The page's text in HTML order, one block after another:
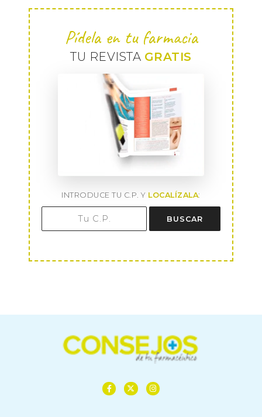
Pídela en tu farmacia
TU REVISTA GRATIS
INTRODUCE TU C.P. Y LOCALÍZALA:
BUSCAR